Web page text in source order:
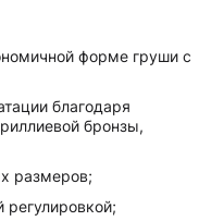
форме груши с
благодаря
бронзы,
размеров;
регулировкой;